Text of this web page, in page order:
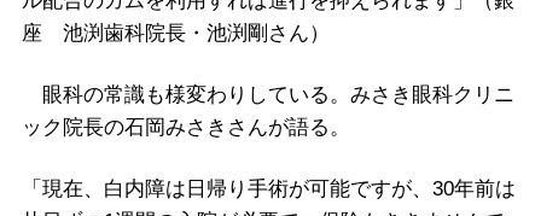
座 池渕歯科院長・池渕剛さん）
眼科の常識も様変わりしている。みさき眼科クリニ
ック院長の石岡みさきさんが語る。
「現在、白内障は日帰り手術が可能ですが、30年前は